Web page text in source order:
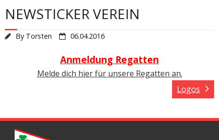
NEWSTICKER VEREIN
By Torsten 06.04.2016
Anmeldung Regatten
Melde dich hier für unsere Regatten an.
Logos